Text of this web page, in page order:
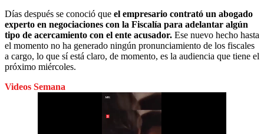
Días después se conoció que el empresario contrató un abogado
experto en negociaciones con la Fiscalía para adelantar algún
tipo de acercamiento con el ente acusador. Ese nuevo hecho hasta
el momento no ha generado ningún pronunciamiento de los fiscales
a cargo, lo que sí está claro, de momento, es la audiencia que tiene el
próximo miércoles.
Videos Semana